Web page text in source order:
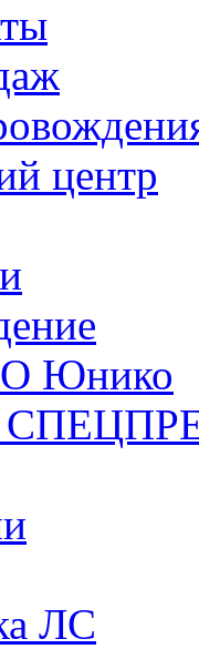
центр
Юнико
ЛС